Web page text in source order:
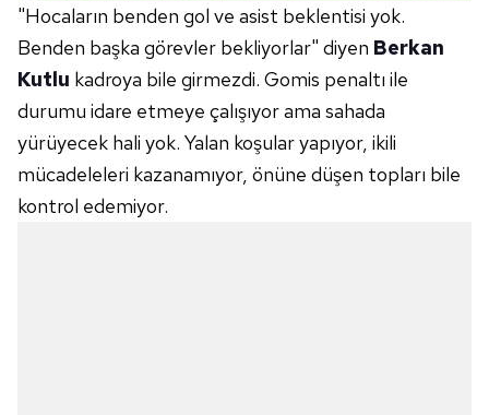
"Hocaların benden gol ve asist beklentisi yok.
Benden başka görevler bekliyorlar" diyen Berkan
Kutlu kadroya bile girmezdi. Gomis penaltı ile
durumu idare etmeye çalışıyor ama sahada
yürüyecek hali yok. Yalan koşular yapıyor, ikili
mücadeleleri kazanamıyor, önüne düşen topları bile
kontrol edemiyor.